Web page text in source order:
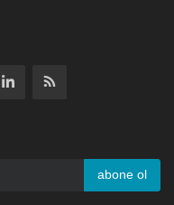
abone ol